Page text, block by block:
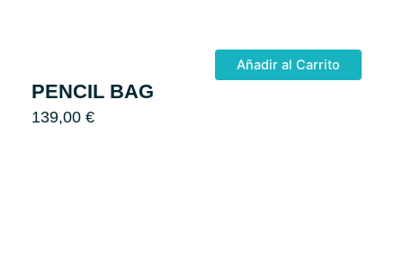
Añadir al Carrito
PENCIL BAG
139,00 €